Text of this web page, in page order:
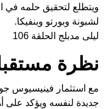
ويتطلع لتحقيق حلمه في
لشبونة وبورتو وبنفيكا.
ليلى مدبلج الحلقة 106
نظرة
مع استثمار فينيسيوس
جديدة لنفسه ويؤكد على